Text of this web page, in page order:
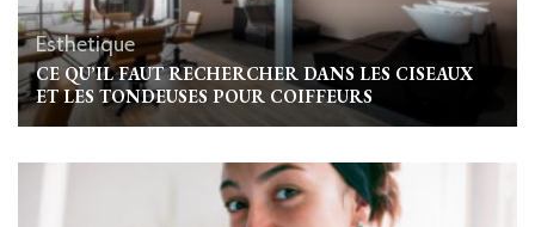
Esthetique
CE QU’IL FAUT RECHERCHER DANS LES CISEAUX
ET LES TONDEUSES POUR COIFFEURS